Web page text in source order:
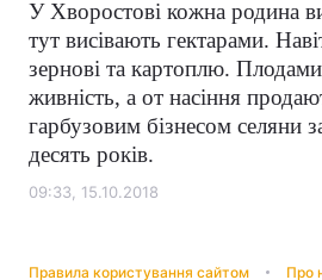
У Хворостові кожна родина
тут висівають гектарами.
зернові та картоплю.
живність, а от насіння
гарбузовим бізнесом селяни
десять років.
09:33, 15.10.2018
Правила користування сайтом Про